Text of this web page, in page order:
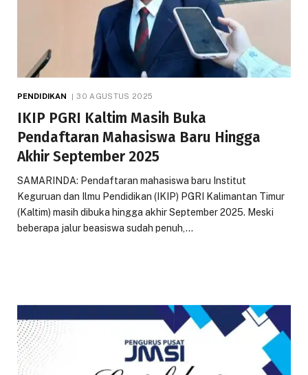
PENDIDIKAN 30 AGUSTUS 2025
IKIP PGRI Kaltim Masih Buka
Pendaftaran Mahasiswa Baru Hingga
Akhir September 2025
SAMARINDA: Pendaftaran mahasiswa baru Institut
Keguruan dan Ilmu Pendidikan (IKIP) PGRI Kalimantan Timur
(Kaltim) masih dibuka hingga akhir September 2025. Meski
beberapa jalur beasiswa sudah penuh,…